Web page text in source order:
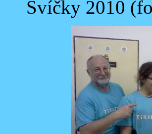
Svíčky 2010